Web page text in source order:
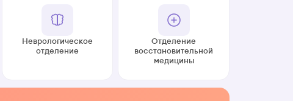
Неврологическое
отделение
Отделение
восстановительной
медицины